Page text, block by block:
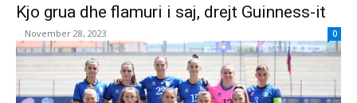
Kjo grua dhe flamuri i saj, drejt Guinness-it
- November 28, 2023 0